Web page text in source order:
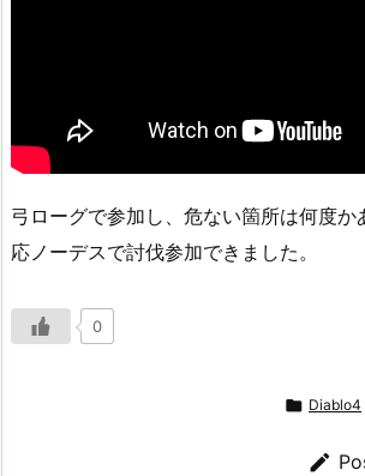
弓ローグで参加し、危ない箇所は何度か
応ノーデスで討伐参加できました。
0
 Diablo4
